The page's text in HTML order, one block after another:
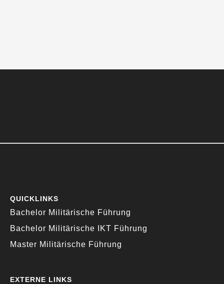
QUICKLINKS
Bachelor Militärische Führung
Bachelor Militärische IKT Führung
Master Militärische Führung
EXTERNE LINKS